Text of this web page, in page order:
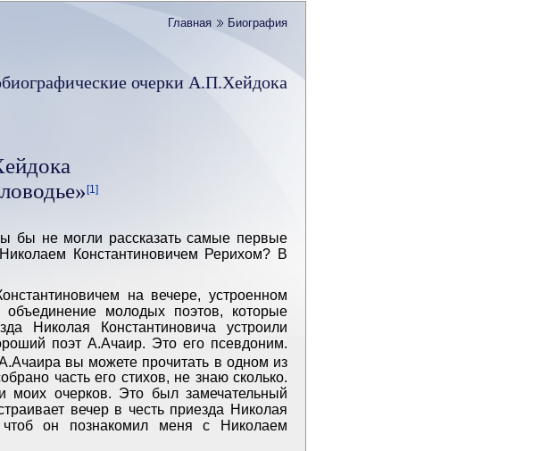
Главная Биография
очерки А.П.Хейдока
[1]
бы не могли рассказать самые первые
Константиновичем Рерихом? В
на вечере, устроенном
молодых поэтов, которые
Николая Константиновича устроили
поэт А.Ачаир. Это его псевдоним.
вы можете прочитать в одном из
часть его стихов, не знаю сколько.
моих очерков. Это был замечательный
вечер в честь приезда Николая
он познакомил меня с Николаем